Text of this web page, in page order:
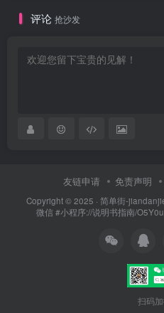
评论 抢沙发
友链申请 免责声明
Copyright © 2025 · 简单街-
微信 #小程序://说明书指南/
扫码